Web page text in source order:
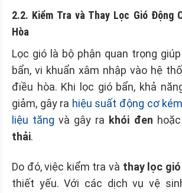
2.2. Kiểm Tra và Thay Lọc Gió Động
Hòa
Lọc gió là bộ phận quan trọng
bẩn, vi khuẩn xâm nhập vào hệ
điều hòa. Khi lọc gió bẩn, khả
giảm, gây ra hiệu suất động cơ
liệu tăng và gây ra khói đen hoặc
thải.
Do đó, việc kiểm tra và thay lọc gió
thiết yếu. Với các dịch vụ vệ